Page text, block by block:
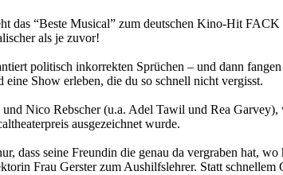
das “Beste Musical” zum deutschen Kino-Hit
als je zuvor!
politisch inkorrekten Sprüchen – und dann
Show erleben, die du so schnell nicht vergisst.
Nico Rebscher (u.a. Adel Tawil und Rea Garvey),
ausgezeichnet wurde.
dass seine Freundin die genau da vergraben hat, wo
Frau Gerster zum Aushilfslehrer. Statt schnellem